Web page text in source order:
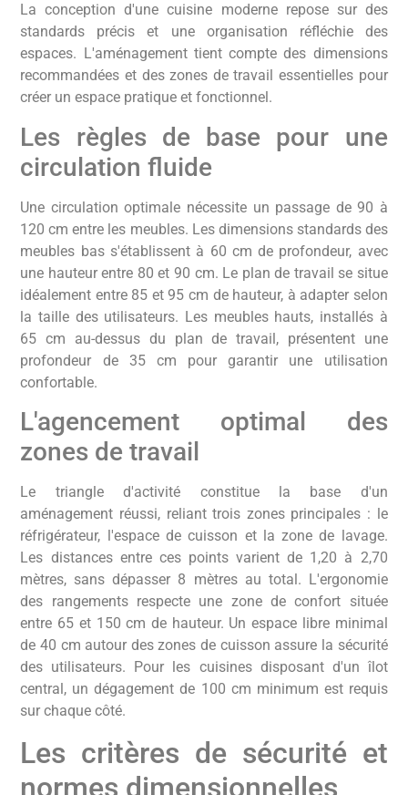
La conception d'une cuisine moderne repose sur des
standards précis et une organisation réfléchie des
espaces. L'aménagement tient compte des dimensions
recommandées et des zones de travail essentielles pour
créer un espace pratique et fonctionnel.
Les règles de base pour une
circulation fluide
Une circulation optimale nécessite un passage de 90 à
120 cm entre les meubles. Les dimensions standards des
meubles bas s'établissent à 60 cm de profondeur, avec
une hauteur entre 80 et 90 cm. Le plan de travail se situe
idéalement entre 85 et 95 cm de hauteur, à adapter selon
la taille des utilisateurs. Les meubles hauts, installés à
65 cm au-dessus du plan de travail, présentent une
profondeur de 35 cm pour garantir une utilisation
confortable.
L'agencement optimal des
zones de travail
Le triangle d'activité constitue la base d'un
aménagement réussi, reliant trois zones principales : le
réfrigérateur, l'espace de cuisson et la zone de lavage.
Les distances entre ces points varient de 1,20 à 2,70
mètres, sans dépasser 8 mètres au total. L'ergonomie
des rangements respecte une zone de confort située
entre 65 et 150 cm de hauteur. Un espace libre minimal
de 40 cm autour des zones de cuisson assure la sécurité
des utilisateurs. Pour les cuisines disposant d'un îlot
central, un dégagement de 100 cm minimum est requis
sur chaque côté.
Les critères de sécurité et
normes dimensionnelles